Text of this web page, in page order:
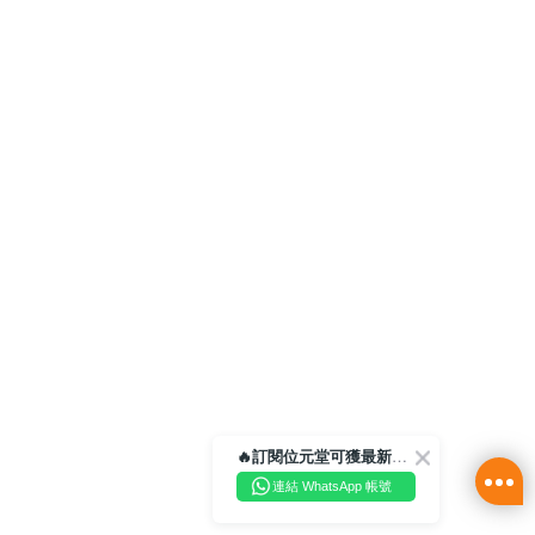
🔥訂閱位元堂可獲最新優惠及活動資訊🔥
連結 WhatsApp 帳號